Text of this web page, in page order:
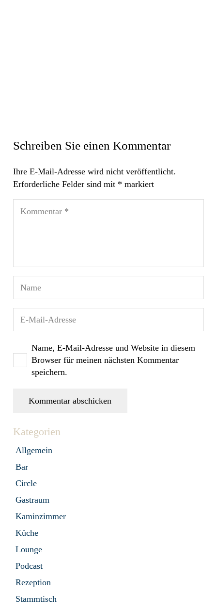
Schreiben Sie einen Kommentar
Ihre E-Mail-Adresse wird nicht veröffentlicht.
Erforderliche Felder sind mit * markiert
Name, E-Mail-Adresse und Website in diesem
Browser für meinen nächsten Kommentar
speichern.
Kommentar abschicken
Kategorien
Allgemein
Bar
Circle
Gastraum
Kaminzimmer
Küche
Lounge
Podcast
Rezeption
Stammtisch